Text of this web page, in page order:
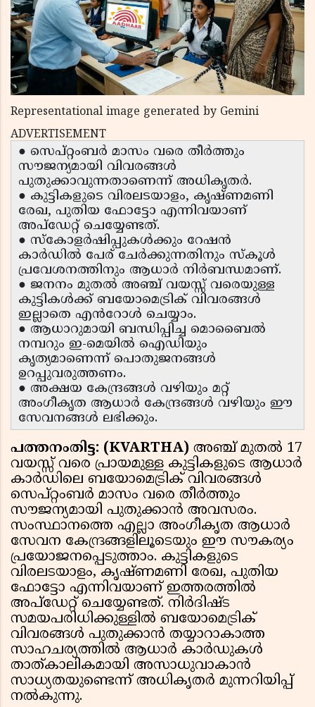
Representational image generated by Gemini
ADVERTISEMENT
● സെപ്റ്റംബർ മാസം വരെ തീർത്തും
സൗജന്യമായി വിവരങ്ങൾ
പുതുക്കാവുന്നതാണെന്ന് അധികൃതർ.
● കുട്ടികളുടെ വിരലടയാളം, കൃഷ്ണമണി
രേഖ, പുതിയ ഫോട്ടോ എന്നിവയാണ്
അപ്‌ഡേറ്റ് ചെയ്യേണ്ടത്.
● സ്കോളർഷിപ്പുകൾക്കും റേഷൻ
കാർഡിൽ പേര് ചേർക്കുന്നതിനും സ്കൂൾ
പ്രവേശനത്തിനും ആധാർ നിർബന്ധമാണ്.
● ജനനം മുതൽ അഞ്ച് വയസ്സ് വരെയുള്ള
കുട്ടികൾക്ക് ബയോമെട്രിക് വിവരങ്ങൾ
ഇല്ലാതെ എൻറോൾ ചെയ്യാം.
● ആധാറുമായി ബന്ധിപ്പിച്ച മൊബൈൽ
നമ്പറും ഇ-മെയിൽ ഐഡിയും
കൃത്യമാണെന്ന് പൊതുജനങ്ങൾ
ഉറപ്പുവരുത്തണം.
● അക്ഷയ കേന്ദ്രങ്ങൾ വഴിയും മറ്റ്
അംഗീകൃത ആധാർ കേന്ദ്രങ്ങൾ വഴിയും ഈ
സേവനങ്ങൾ ലഭിക്കും.
പത്തനംതിട്ട: (KVARTHA) അഞ്ച് മുതൽ 17
വയസ്സ് വരെ പ്രായമുള്ള കുട്ടികളുടെ ആധാർ
കാർഡിലെ ബയോമെട്രിക് വിവരങ്ങൾ
സെപ്റ്റംബർ മാസം വരെ തീർത്തും
സൗജന്യമായി പുതുക്കാൻ അവസരം.
സംസ്ഥാനത്തെ എല്ലാ അംഗീകൃത ആധാർ
സേവന കേന്ദ്രങ്ങളിലൂടെയും ഈ സൗകര്യം
പ്രയോജനപ്പെടുത്താം. കുട്ടികളുടെ
വിരലടയാളം, കൃഷ്ണമണി രേഖ, പുതിയ
ഫോട്ടോ എന്നിവയാണ് ഇത്തരത്തിൽ
അപ്‌ഡേറ്റ് ചെയ്യേണ്ടത്. നിർദിഷ്ട
സമയപരിധിക്കുള്ളിൽ ബയോമെട്രിക്
വിവരങ്ങൾ പുതുക്കാൻ തയ്യാറാകാത്ത
സാഹചര്യത്തിൽ ആധാർ കാർഡുകൾ
താത്കാലികമായി അസാധുവാകാൻ
സാധ്യതയുണ്ടെന്ന് അധികൃതർ മുന്നറിയിപ്പ്
നൽകുന്നു.